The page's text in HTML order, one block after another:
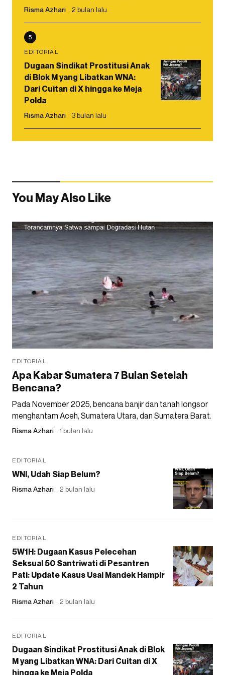
Risma Azhari 2 bulan lalu
5
EDITORIAL
Dugaan Sindikat Prostitusi Anak
di Blok M yang Libatkan WNA:
Dari Cuitan di X hingga ke Meja
Polda
Risma Azhari 3 bulan lalu
You May Also Like
EDITORIAL
Apa Kabar Sumatera 7 Bulan Setelah
Bencana?
Pada November 2025, bencana banjir dan tanah longsor
menghantam Aceh, Sumatera Utara, dan Sumatera Barat.
Risma Azhari 1 bulan lalu
EDITORIAL
WNI, Udah Siap Belum?
Risma Azhari 2 bulan lalu
EDITORIAL
5W1H: Dugaan Kasus Pelecehan
Seksual 50 Santriwati di Pesantren
Pati: Update Kasus Usai Mandek Hampir
2 Tahun
Risma Azhari 2 bulan lalu
EDITORIAL
Dugaan Sindikat Prostitusi Anak di Blok
M yang Libatkan WNA: Dari Cuitan di X
hingga ke Meja Polda